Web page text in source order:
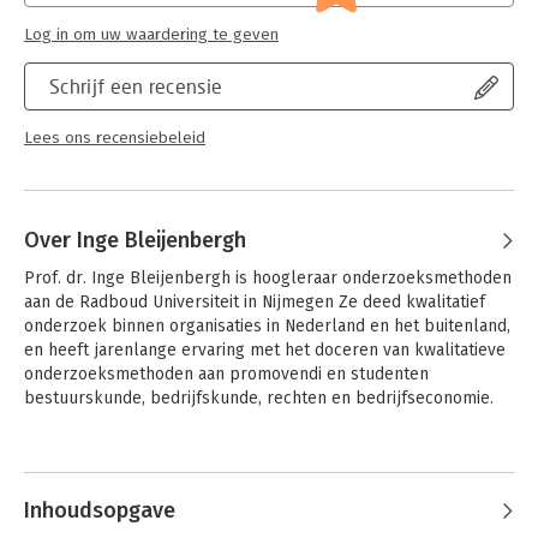
Schrijf een recensie
Lees ons recensiebeleid
Log in om uw waardering te geven
Over Inge Bleijenbergh
Prof. dr. Inge Bleijenbergh is hoogleraar onderzoeksmethoden
aan de Radboud Universiteit in Nijmegen Ze deed kwalitatief
onderzoek binnen organisaties in Nederland en het buitenland,
en heeft jarenlange ervaring met het doceren van kwalitatieve
onderzoeksmethoden aan promovendi en studenten
bestuurskunde, bedrijfskunde, rechten en bedrijfseconomie.
Andere boeken door Inge
Bleijenbergh
Inhoudsopgave